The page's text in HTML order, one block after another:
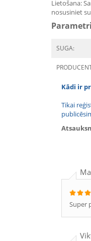
Lietošana:
nosusiniet
Parametri
SUGA:
Kādi ir
Tikai
Super